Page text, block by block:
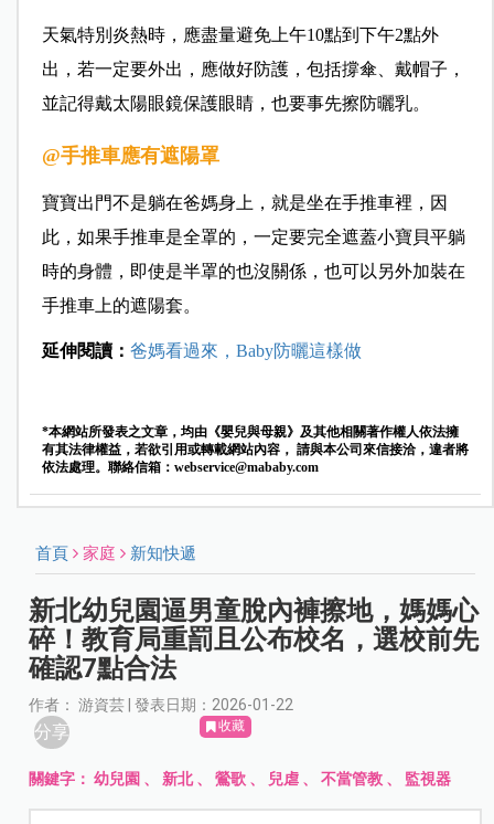
天氣特別炎熱時，應盡量避免上午10點到下午2點外
出，若一定要外出，應做好防護，包括撐傘、戴帽子，
並記得戴太陽眼鏡保護眼睛，也要事先擦防曬乳。
@手推車應有遮陽罩
寶寶出門不是躺在爸媽身上，就是坐在手推車裡，因
此，如果手推車是全罩的，一定要完全遮蓋小寶貝平躺
時的身體，即使是半罩的也沒關係，也可以另外加裝在
手推車上的遮陽套。
延伸閱讀： 爸媽看過來，Baby防曬這樣做
*本網站所發表之文章，均由《嬰兒與母親》及其他相關著作權人依法擁
有其法律權益，若欲引用或轉載網站內容， 請與本公司來信接洽，違者將
依法處理。聯絡信箱： webservice@mababy.com
首頁 家庭 新知快遞
新北幼兒園逼男童脫內褲擦地，媽媽心
碎！教育局重罰且公布校名，選校前先
確認7點合法
作者： 游資芸 | 發表日期：2026-01-22
分享 收藏
關鍵字：幼兒園 、 新北、鶯歌 、 兒虐 、不當管教 、 監視器